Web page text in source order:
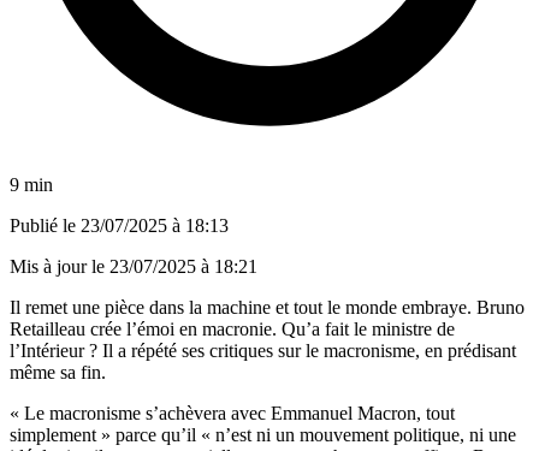
9 min
Publié le 23/07/2025 à 18:13
Mis à jour le 23/07/2025 à 18:21
Il remet une pièce dans la machine et tout le monde embraye. Bruno
Retailleau crée l’émoi en macronie. Qu’a fait le ministre de
l’Intérieur ? Il a répété ses critiques sur le macronisme, en prédisant
même sa fin.
« Le macronisme s’achèvera avec Emmanuel Macron, tout
simplement » parce qu’il « n’est ni un mouvement politique, ni une